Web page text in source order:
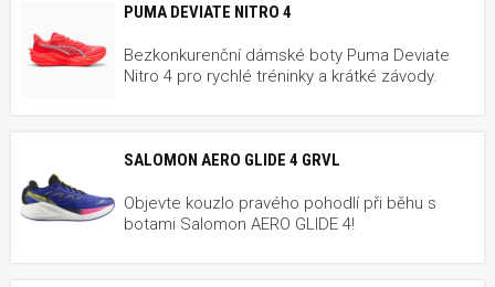
PUMA DEVIATE NITRO 4
Bezkonkurenční dámské boty Puma Deviate
Nitro 4 pro rychlé tréninky a krátké závody.
SALOMON AERO GLIDE 4 GRVL
Objevte kouzlo pravého pohodlí při běhu s
botami Salomon AERO GLIDE 4!